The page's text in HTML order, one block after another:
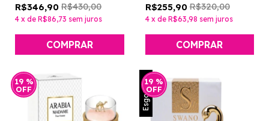
R$346,90 R$430,00
4 x de R$86,73 sem juros
R$255,90 R$320,00
4 x de R$63,98 sem juros
19 %
OFF
19 %
OFF
Esgotado